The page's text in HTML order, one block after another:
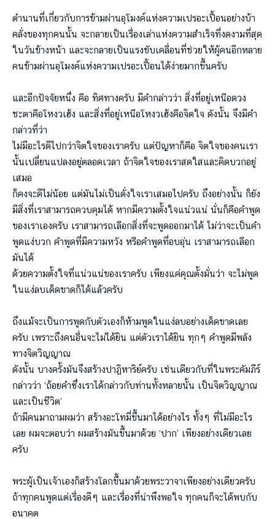
ตำนานที่เกี่ยวกับการข้ามผ่านอุโมงค์แห่งความเปรอะเปื้อนอย่างบ้า
คลั่งของทุกคนนั้น จะกลายเป็นเรื่องเล่าแห่งความสำเร็จที่งดงามที่สุด
ในวันข้างหน้า และจะกลายเป็นแรงขับเคลื่อนที่ช่วยให้ผู้คนอีกหลาย
คนข้ามผ่านอุโมงค์แห่งความเปรอะเปื้อนได้ง่ายมากขึ้นครับ
และอีกปัจจัยหนึ่ง คือ ทิศทางครับ มีคำกล่าวว่า สิ่งที่อยู่เหนือดวง
ชะตาคือโหงวเฮ้ง และสิ่งที่อยู่เหนือโหงวเฮ้งคือจิตใจ ดังนั้น จึงมีคำ
กล่าวที่ว่า
ไม่มีอะไรดีไปกว่าจิตใจของเราครับ แต่ปัญหาก็คือ จิตใจของคนเรา
นั้นเปลี่ยนแปลงอยู่ตลอดเวลา ถ้าจิตใจของเราสดใสและคิดบวกอยู่
เสมอ
ก็คงจะดีไม่น้อย แต่มันไม่เป็นดั่งใจเราเสมอไปครับ ถึงอย่างนั้น ก็ยัง
มีสิ่งที่เราสามารถควบคุมได้ หากมีความตั้งใจแน่วแน่ นั่นก็คือคำพูด
ของเราเองครับ เราสามารถเลือกสิ่งที่จะพูดออกมาได้ ไม่ว่าจะเป็นคำ
พูดแง่บวก คำพูดที่มีความหวัง หรือคำพูดที่อบอุ่น เราสามารถเลือก
มันได้
ด้วยความตั้งใจที่แน่วแน่ของเราครับ เพียงแค่คุณตั้งมั่นว่า จะไม่พูด
ในแง่ลบเด็ดขาดก็ได้แล้วครับ
ถึงแม้จะเป็นการพูดกับตัวเองก็ห้ามพูดในแง่ลบอย่างเด็ดขาดเลย
ครับ เพราะถึงคนอื่นจะไม่ได้ยิน แต่ตัวเราได้ยิน ทุกๆ คำพูดมีพลัง
ทางจิตวิญญาณ
ดังนั้น บางครั้งมันจึงสร้างปาฏิหาริย์ครับ เช่นเดียวกับที่ในพระคัมภีร์
กล่าวว่า ‘ถ้อยคำซึ่งเราได้​กล​่าวกั​บท​่านทั้งหลายนั้น เป็นจิตวิญญาณ
และเป็นชีวิต’
ถ้ามีคนมาถามผมว่า สร้างอะโทมี่ขึ้นมาได้อย่างไร ทั้งๆ ที่ไม่มีอะไร
เลย ผมจะตอบว่า ผมสร้างมันขึ้นมาด้วย ‘ปาก’ เพียงอย่างเดียวเลย
ครับ
พระผู้เป็นเจ้าเองก็สร้างโลกขึ้นมาด้วยพระวาจาเพียงอย่างเดียวครับ
ถ้าทุกคนพูดแต่เรื่องดีๆ และเรื่องที่น่าพึงพอใจ ทุกคนก็จะได้พบกับ
อนาคต